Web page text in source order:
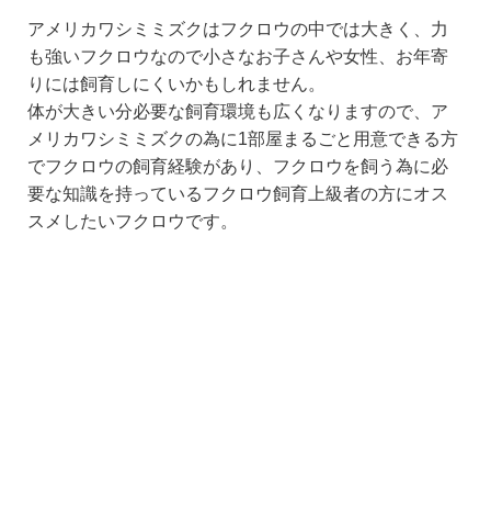
アメリカワシミミズクはフクロウの中では大きく、力
も強いフクロウなので小さなお子さんや女性、お年寄
りには飼育しにくいかもしれません。
体が大きい分必要な飼育環境も広くなりますので、ア
メリカワシミミズクの為に1部屋まるごと用意できる方
でフクロウの飼育経験があり、フクロウを飼う為に必
要な知識を持っているフクロウ飼育上級者の方にオス
スメしたいフクロウです。